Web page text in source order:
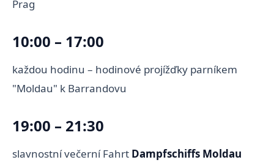
Prag
10:00 – 17:00
každou hodinu – hodinové projížďky parníkem
"Moldau" k Barrandovu
19:00 – 21:30
slavnostní večerní Fahrt Dampfschiffs Moldau